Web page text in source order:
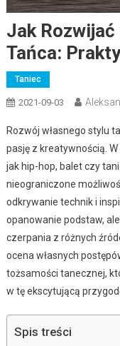
Jak Rozwijać
Tańca:
Taniec
2021-09-03
Rozwój własnego stylu
pasję z kreatywnością.
jak hip-hop, balet czy
nieograniczone
odkrywanie technik i
opanowanie podstaw,
czerpania z różnych
ocena własnych
tożsamości tanecznej,
w tę ekscytującą
Spis treści